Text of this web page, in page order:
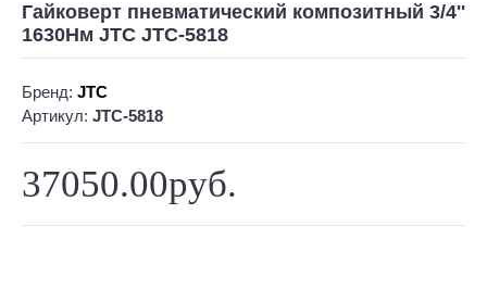
Гайковерт пневматический композитный 3/4''
1630Hм JTC JTC-5818
Бренд: JTC
Артикул: JTC-5818
37050.00руб.